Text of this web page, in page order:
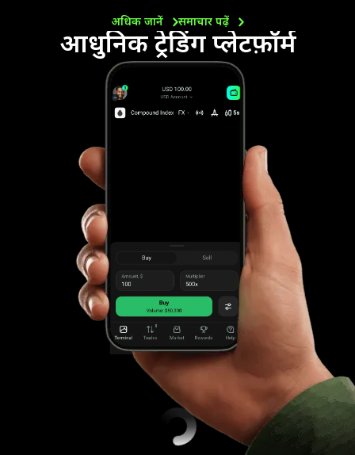
अधिक जानें समाचार पढ़ें
आधुनिक ट्रेडिंग प्लेटफ़ॉर्म